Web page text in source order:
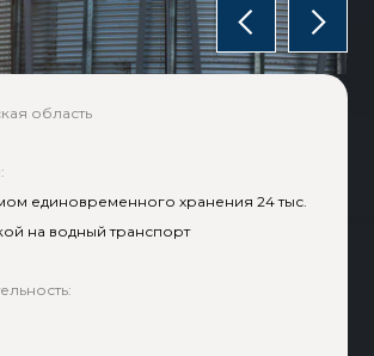
область
единовременного хранения 24 тыс.
на водный транспорт